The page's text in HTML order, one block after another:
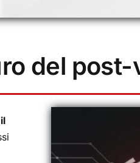
del post-